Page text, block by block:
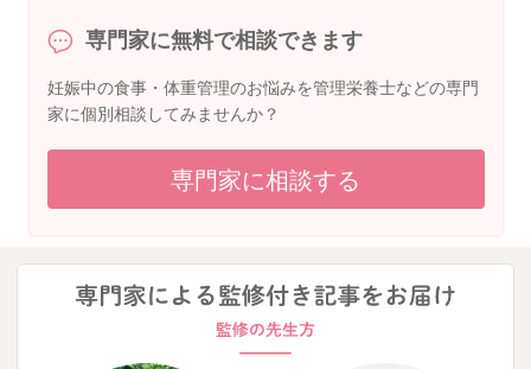
専門家に無料で相談できます
妊娠中の食事・体重管理のお悩みを管理栄養士などの専門
家に個別相談してみませんか？
専門家に相談する